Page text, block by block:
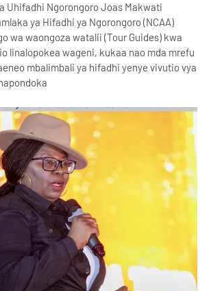
Uhifadhi Ngorongoro Joas Makwati
ya Hifadhi ya Ngorongoro (NCAA)
wa waongoza watalii (Tour Guides) kwa
linalopokea wageni, kukaa nao mda mrefu
mbalimbali ya hifadhi yenye vivutio vya